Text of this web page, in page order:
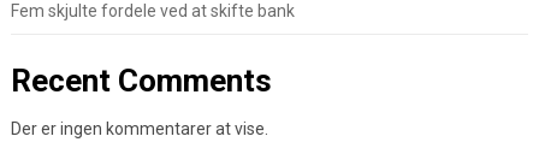
Fem skjulte fordele ved at skifte bank
Recent Comments
Der er ingen kommentarer at vise.